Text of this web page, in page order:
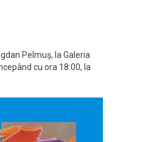
Pelmuș, la Galeria
cu ora 18:00, la